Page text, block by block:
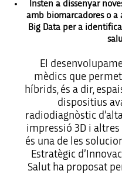
Insten a dissenyar
amb biomarcadores o a
Big Data per a
El
mèdics que
híbrids, és a dir,
dispositius
radiodiagnòstic
impressió 3D i
és una de les
Estratègic
Salut ha proposat